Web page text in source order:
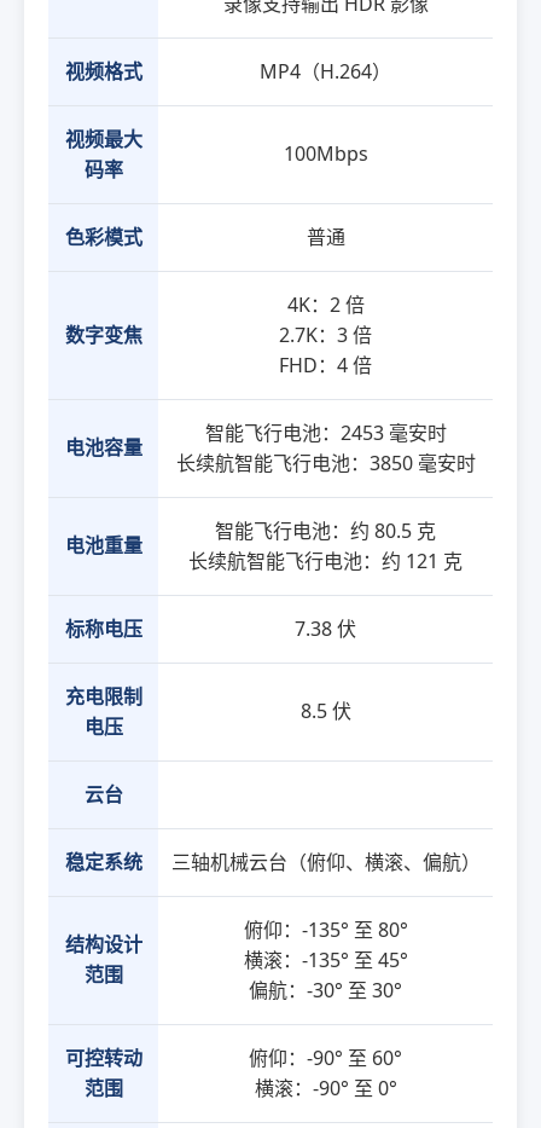
视频格式 MP4（H.264）
视频最大
码率
100Mbps
色彩模式 普通
数字变焦
4K：2 倍
2.7K：3 倍
FHD：4 倍
电池容量
智能飞行电池：2453 毫安时
长续航智能飞行电池：3850 毫安时
电池重量
智能飞行电池：约 80.5 克
长续航智能飞行电池：约 121 克
标称电压 7.38 伏
充电限制
电压
8.5 伏
云台
稳定系统 三轴机械云台（俯仰、横滚、偏航）
结构设计
范围
俯仰：-135° 至 80°
横滚：-135° 至 45°
偏航：-30° 至 30°
可控转动
范围
俯仰：-90° 至 60°
横滚：-90° 至 0°